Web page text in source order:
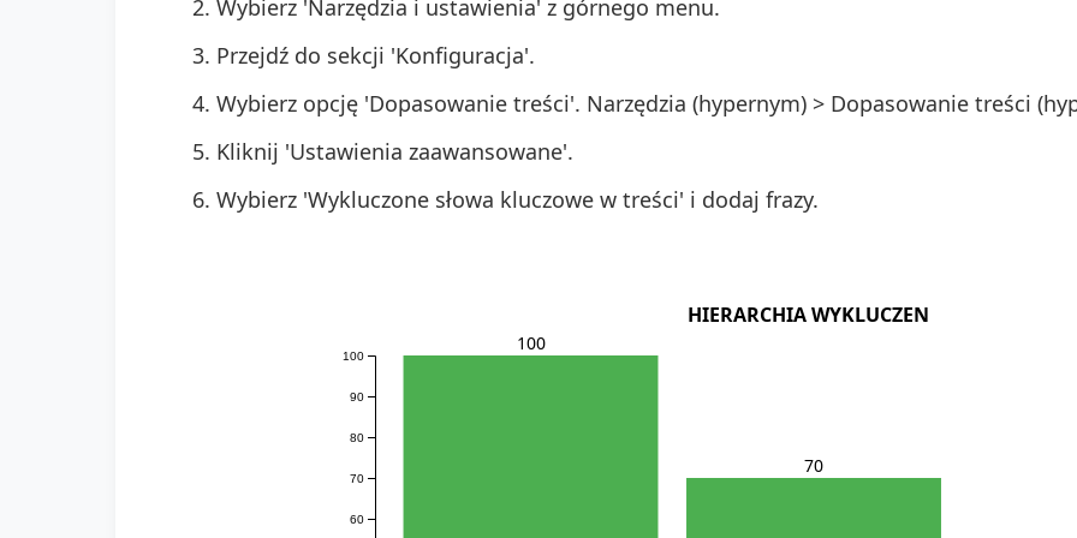
Wybierz 'Narzędzia i ustawienia' z górnego menu.
Przejdź do sekcji 'Konfiguracja'.
Wybierz opcję 'Dopasowanie treści'. Narzędzia (hypernym) > Dopasowanie treści
Kliknij 'Ustawienia zaawansowane'.
Wybierz 'Wykluczone słowa kluczowe w treści' i dodaj frazy.
HIERARCHIA WYKLUCZEN
60
70
80
90
100
100
70